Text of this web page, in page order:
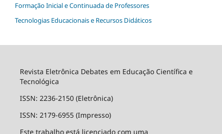
Formação Inicial e Continuada de Professores
Tecnologias Educacionais e Recursos Didáticos
Revista Eletrônica Debates em Educação Científica e
Tecnológica
ISSN: 2236-2150 (Eletrônica)
ISSN: 2179-6955 (Impresso)
Este trabalho está licenciado com uma